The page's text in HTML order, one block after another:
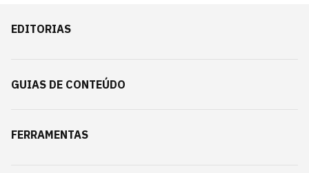
EDITORIAS
GUIAS DE CONTEÚDO
FERRAMENTAS